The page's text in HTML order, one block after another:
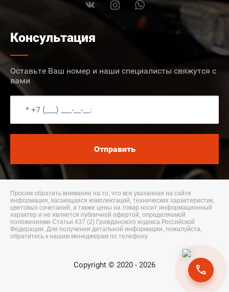
Консультация
Оставьте Ваш номер и наши специалисты свяжутся с
вами
Отправить
Copyright © 2020 - 2026 call